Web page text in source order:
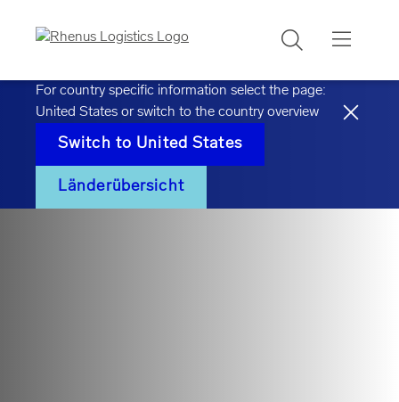
Suchen
For country specific information select the page:
United States or switch to the country overview
Switch to United States
Länderübersicht